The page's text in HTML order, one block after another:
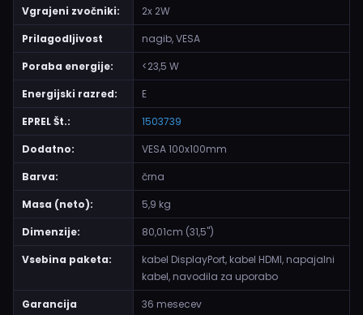
Vgrajeni zvočniki:
2x 2W
Prilagodljivost
nagib, VESA
Poraba energije:
<23,5 W
Energijski razred:
E
EPREL Št.:
1503739
Dodatno:
VESA 100x100mm
Barva:
črna
Masa (neto):
5,9 kg
Dimenzije:
80,01cm (31,5")
Vsebina paketa:
kabel DisplayPort, kabel HDMI, napajalni
kabel, navodila za uporabo
Garancija
36 mesecev